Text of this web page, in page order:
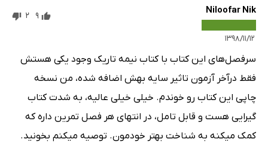
Niloofar Nik
۱۳۹۸/۱۱/۱۲
9
2
سرفصل‌های این کتاب با کتاب نیمه تاریک وجود یکی هستش
فقط درآخر آزمون تاثیر سایه بهش اضافه شده، من نسخه
چاپی این کتاب رو خوندم. خیلی خیلی عالیه، به شدت کتاب
گیرایی هست و قابل تامل، در انتهای هر فصل تمرین داره که
کمک میکنه به شناخت بهتر خودمون. توصیه میکنم بخونید.